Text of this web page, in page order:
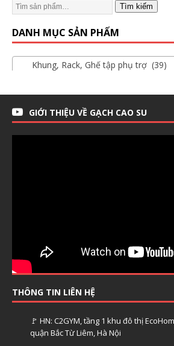
Tìm kiếm
DANH MỤC SẢN PHẨM
Khung, Rack, Ghế tập phụ trợ (39)
GIỚI THIỆU VỀ GẠCH CAO SU
THÔNG TIN LIÊN HỆ
🚩 HN: C2GYM, tầng 1 khu đô thị
quận Bắc Từ Liêm, Hà Nội